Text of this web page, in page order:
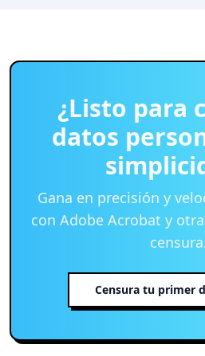
¿Listo para
datos
Gana en precisión y
con Adobe Acrobat y
Censura tu primer